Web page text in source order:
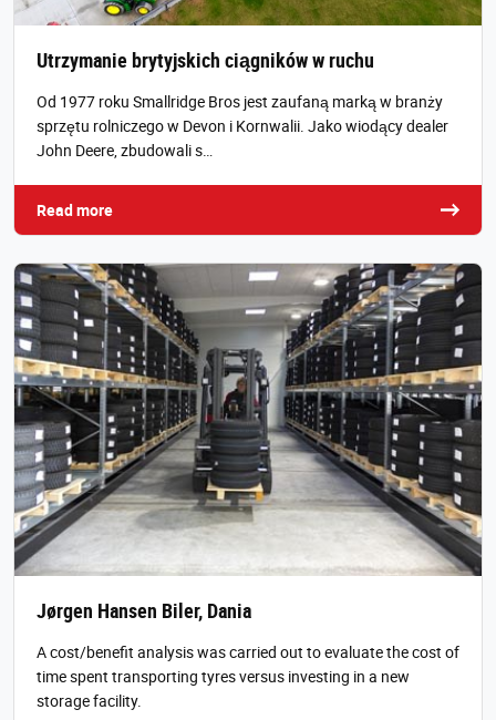
Utrzymanie brytyjskich ciągników w ruchu
Od 1977 roku Smallridge Bros jest zaufaną marką w branży
sprzętu rolniczego w Devon i Kornwalii. Jako wiodący dealer
John Deere, zbudowali s…
Read more
Jørgen Hansen Biler, Dania
A cost/benefit analysis was carried out to evaluate the cost of
time spent transporting tyres versus investing in a new
storage facility.